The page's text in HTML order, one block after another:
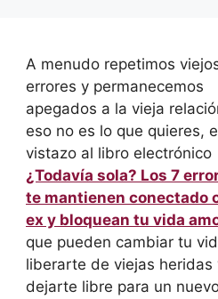
A menudo repetimos
errores y permanecemos
apegados a la vieja
eso no es lo que quieres,
vistazo al libro electrónico
¿Todavía sola? Los 7
te mantienen conectado
ex y bloquean tu vida
que pueden cambiar tu
liberarte de viejas heridas
dejarte libre para un